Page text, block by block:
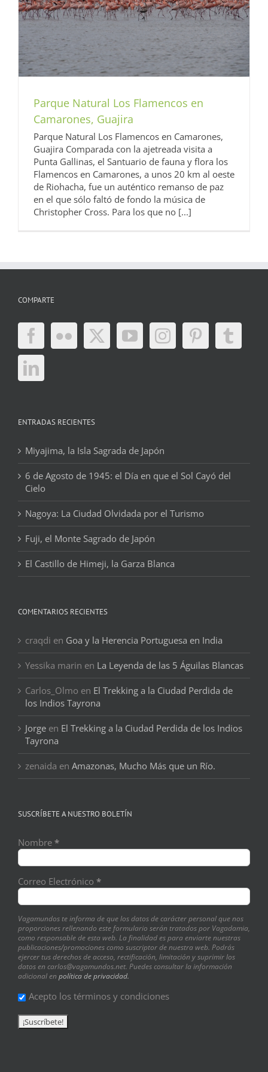
Parque Natural Los Flamencos en
Camarones, Guajira
Parque Natural Los Flamencos en Camarones,
Guajira Comparada con la ajetreada visita a
Punta Gallinas, el Santuario de fauna y flora los
Flamencos en Camarones, a unos 20 km al oeste
de Riohacha, fue un auténtico remanso de paz
en el que sólo faltó de fondo la música de
Christopher Cross. Para los que no [...]
COMPARTE
ENTRADAS RECIENTES
Miyajima, la Isla Sagrada de Japón
6 de Agosto de 1945: el Día en que el Sol Cayó del
Cielo
Nagoya: La Ciudad Olvidada por el Turismo
Fuji, el Monte Sagrado de Japón
El Castillo de Himeji, la Garza Blanca
COMENTARIOS RECIENTES
craqdi en Goa y la Herencia Portuguesa en India
Yessika marin en La Leyenda de las 5 Águilas Blancas
Carlos_Olmo en El Trekking a la Ciudad Perdida de
los Indios Tayrona
Jorge en El Trekking a la Ciudad Perdida de los Indios
Tayrona
zenaida en Amazonas, Mucho Más que un Río.
SUSCRÍBETE A NUESTRO BOLETÍN
Nombre *
Correo Electrónico *
Vagamundos te informa de que los datos de carácter personal que nos
proporciones rellenando este formulario serán tratados por Vagadamia,
como responsable de esta web. La finalidad es para enviarte nuestras
publicaciones/promociones como suscriptor de nuestra web. Podrás
ejercer tus derechos de acceso, rectificación, limitación y suprimir los
datos en carlos@vagamundos.net. Puedes consultar la información
adicional en política de privacidad.
Acepto los términos y condiciones